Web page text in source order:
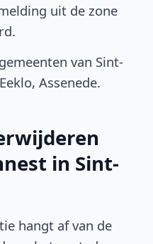
uit de zone
van Sint-
Assenede.
in Sint-
hangt af van de